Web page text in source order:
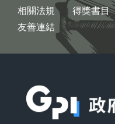
相關法規
友善連結
得獎書目